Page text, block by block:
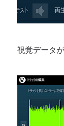
視覚データ